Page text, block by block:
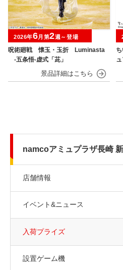
呪術廻戦 懐玉・玉折 Luminasta
‐五条悟‐虚式「茈」
2026年6月第2週～登場
namcoアミュプラザ長崎
店舗情報
イベント&ニュース
入荷プライズ
設置ゲーム機